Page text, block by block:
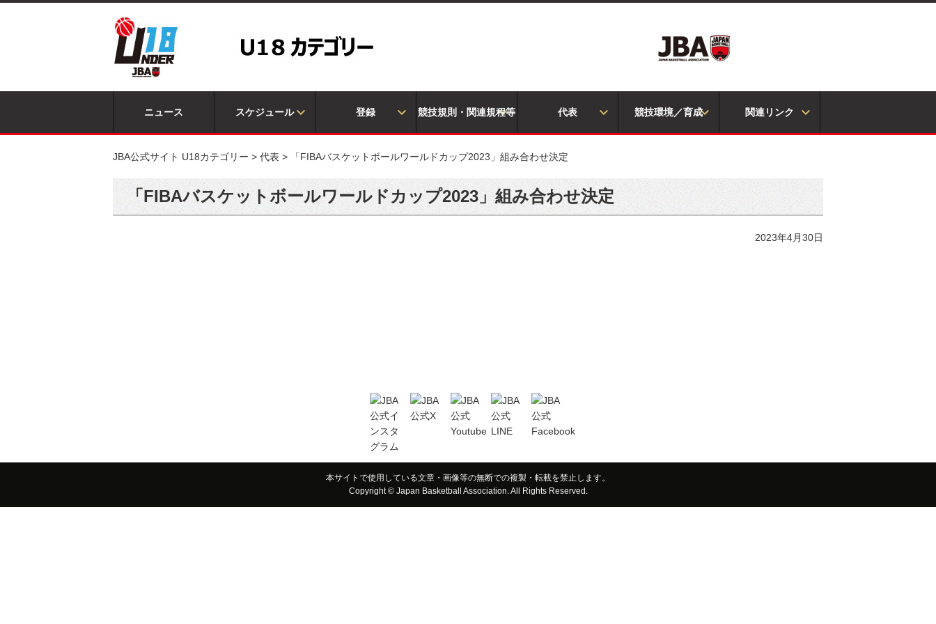
ニュース スケジュール 登録 競技規則・関連規程等 代表 競技環境／育成 関連リンク
JBA公式サイト U18カテゴリー > 代表 > 「FIBAバスケットボールワールドカップ2023」組み合わせ決定
「FIBAバスケットボールワールドカップ2023」組み合わせ決定
2023年4月30日
本サイトで使用している文章・画像等の無断での複製・転載を禁止します。
Copyright © Japan Basketball Association. All Rights Reserved.